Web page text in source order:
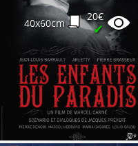
40x60cm
20€
✔